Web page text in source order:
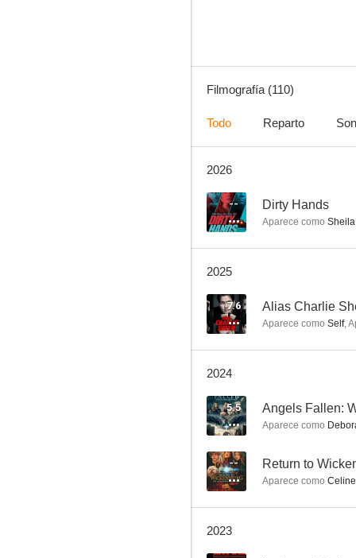
Dos hombres y medio
7.8
Filmografía (110)
Todo Reparto
2026
-- Dirty Hands
Aparece como Sheila
2025
7.6 Alias Charlie
Aparece como Self,
2024
5.5 Angels Fallen:
Aparece como
-- Return to
Aparece como
2023